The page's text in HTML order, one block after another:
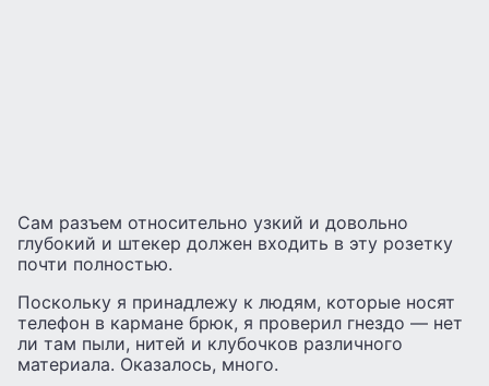
Сам разъем относительно узкий и довольно
глубокий и штекер должен входить в эту розетку
почти полностью.
Поскольку я принадлежу к людям, которые носят
телефон в кармане брюк, я проверил гнездо — нет
ли там пыли, нитей и клубочков различного
материала. Оказалось, много.